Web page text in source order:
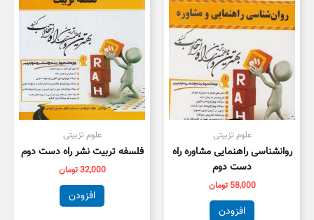
علوم تزبیتی
روانشناسی راهنمایی مشاوره راه
دست دوم
58,000 تومان
افزودن
علوم تزبیتی
فلسفه تربیت نشر راه دست دوم
32,000تومان
افزودن